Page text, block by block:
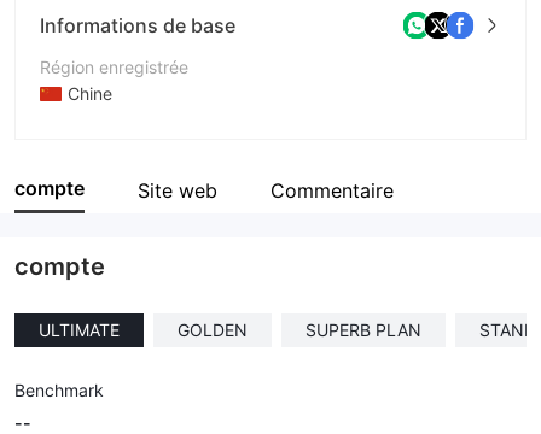
Informations de base
Région enregistrée
Chine
Société
compte Site web Commentaire
compte
ULTIMATE GOLDEN SUPERB PLAN
Benchmark
--